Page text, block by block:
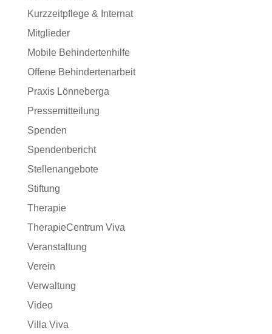
Kurzzeitpflege & Internat
Mitglieder
Mobile Behindertenhilfe
Offene Behindertenarbeit
Praxis Lönneberga
Pressemitteilung
Spenden
Spendenbericht
Stellenangebote
Stiftung
Therapie
TherapieCentrum Viva
Veranstaltung
Verein
Verwaltung
Video
Villa Viva